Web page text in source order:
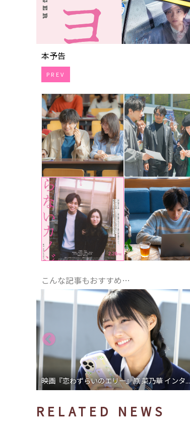
本予告
PREV
こんな記事もおすすめ…
映画『恋わずらいのエリー』原 菜乃華 インタ...
RELATED NEWS